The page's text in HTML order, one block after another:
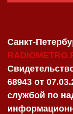
Санкт-
68943 от
службой по